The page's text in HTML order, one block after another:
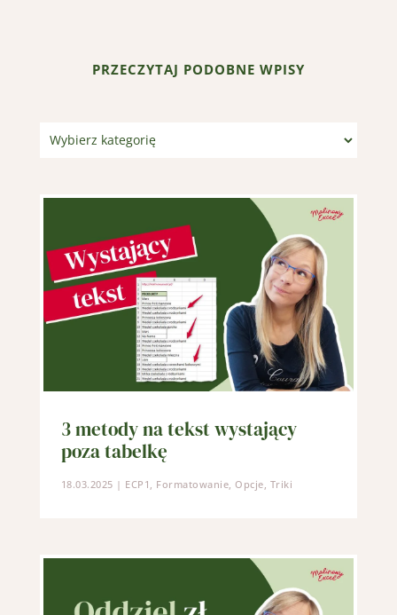
PRZECZYTAJ PODOBNE WPISY
Kategorie
3 metody na tekst wystający
poza tabelkę
18.03.2025 | ECP1 Formatowanie ,Opcje Triki